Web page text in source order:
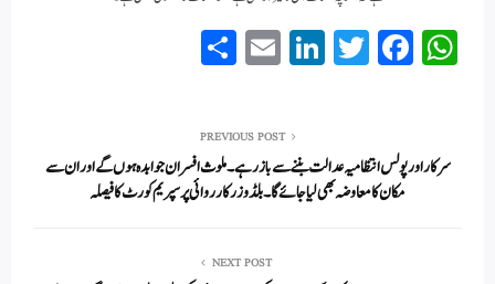
W
ha
A
pp
Fa
ce
ok
T
wi
r
Li
nk
In
E
m
PREVIOUS POST
سرکار اور پولس انتظامیہ عدالت بننے سے باز رہے۔ ملوث افسران جوابدہ ہوں گے اور ان سے
مکان کا معاوضہ بھی لیا جائے گا۔ بلڈوزر کارروائی پر سپریم کو رٹ کا فیصلہ
NEXT POST